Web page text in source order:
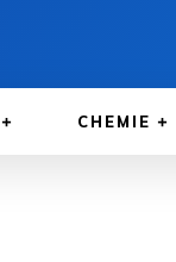
CHEMIE